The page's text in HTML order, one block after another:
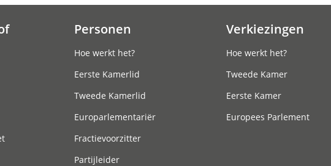
Personen
Hoe werkt het?
Eerste Kamerlid
Tweede Kamerlid
Europarlementariër
Fractievoorzitter
Partijleider
Verkiezingen
Hoe werkt het?
Tweede Kamer
Eerste Kamer
Europees Parlement